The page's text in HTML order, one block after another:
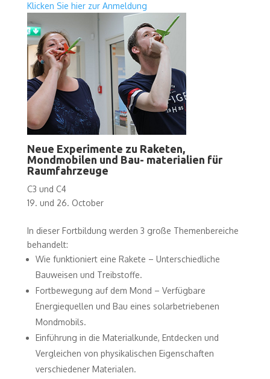
Klicken Sie hier zur Anmeldung
Neue Experimente zu Raketen,
Mondmobilen und Bau- materialien für
Raumfahrzeuge
C3 und C4
19. und 26. October
In dieser Fortbildung werden 3 große Themenbereiche
behandelt:
Wie funktioniert eine Rakete – Unterschiedliche
Bauweisen und Treibstoffe.
Fortbewegung auf dem Mond – Verfügbare
Energiequellen und Bau eines solarbetriebenen
Mondmobils.
Einführung in die Materialkunde, Entdecken und
Vergleichen von physikalischen Eigenschaften
verschiedener Materialen.